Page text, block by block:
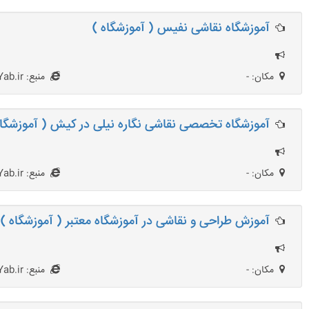
آموزشگاه نقاشی نفیس ( آموزشگاه )
مکان: - منبع: AmoozeshgahYab.ir
آموزشگاه تخصصی نقاشی نگاره نیلی در کیش (
مکان: - منبع: AmoozeshgahYab.ir
آموزش طراحی و نقاشی در آموزشگاه معتبر ( آموزشگاه )
مکان: - منبع: AmoozeshgahYab.ir